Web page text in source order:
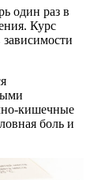
один раз в
Курс
зависимости
кишечные
боль и